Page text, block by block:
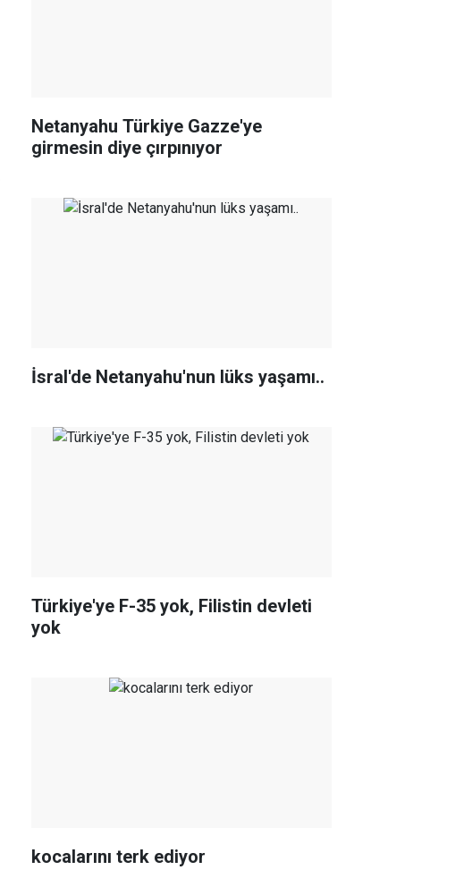
Netanyahu Türkiye Gazze'ye
girmesin diye çırpınıyor
İsral'de Netanyahu'nun lüks yaşamı..
Türkiye'ye F-35 yok, Filistin devleti
yok
kocalarını terk ediyor